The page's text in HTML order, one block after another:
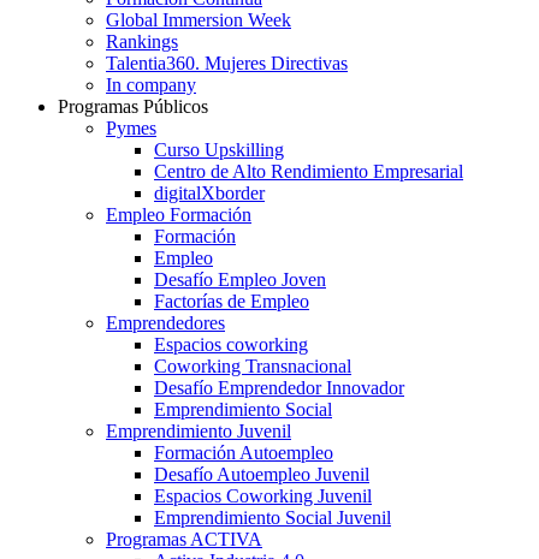
Global Immersion Week
Rankings
Talentia360. Mujeres Directivas
In company
Programas Públicos
Pymes
Curso Upskilling
Centro de Alto Rendimiento Empresarial
digitalXborder
Empleo Formación
Formación
Empleo
Desafío Empleo Joven
Factorías de Empleo
Emprendedores
Espacios coworking
Coworking Transnacional
Desafío Emprendedor Innovador
Emprendimiento Social
Emprendimiento Juvenil
Formación Autoempleo
Desafío Autoempleo Juvenil
Espacios Coworking Juvenil
Emprendimiento Social Juvenil
Programas ACTIVA